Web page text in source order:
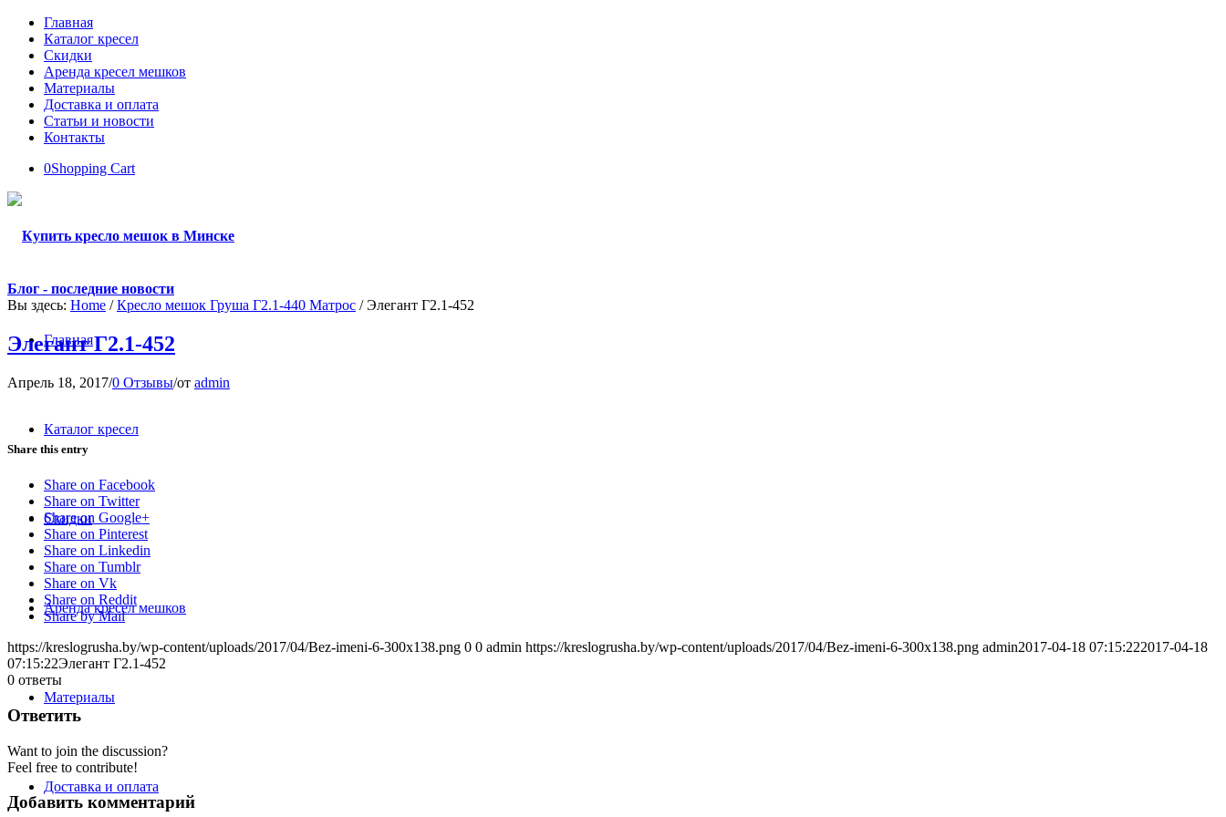
Главная
Каталог кресел
Скидки
Аренда кресел мешков
Материалы
Доставка и оплата
Статьи и новости
Контакты
0Shopping Cart
Главная
Каталог кресел
Скидки
Аренда кресел мешков
Материалы
Доставка и оплата
Блог - последние новости
Вы здесь: Home / Кресло мешок Груша Г2.1-440 Матрос / Элегант Г2.1-452
Элегант Г2.1-452
Апрель 18, 2017/0 Отзывы/от admin
Share this entry
Share on Facebook
Share on Twitter
Share on Google+
Share on Pinterest
Share on Linkedin
Share on Tumblr
Share on Vk
Share on Reddit
Share by Mail
https://kreslogrusha.by/wp-content/uploads/2017/04/Bez-imeni-6-300x138.png 0 0 admin https://kreslogrusha.by/wp-content/uploads/2017/04/Bez-imeni-6-300x138.png admin2017-04-18 07:15:222017-04-18
07:15:22Элегант Г2.1-452
0 ответы
Ответить
Want to join the discussion?
Feel free to contribute!
Добавить комментарий